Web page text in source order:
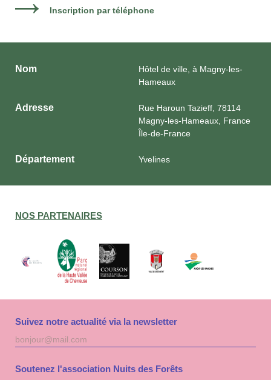
Inscription par téléphone
Nom
Hôtel de ville, à Magny-les-
Hameaux
Adresse
Rue Haroun Tazieff, 78114
Magny-les-Hameaux, France
Île-de-France
Département Yvelines
NOS PARTENAIRES
Suivez notre actualité via la newsletter
Adresse
mail
à
Soutenez l'association Nuits des Forêts